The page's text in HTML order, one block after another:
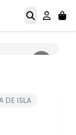
DE ISLA